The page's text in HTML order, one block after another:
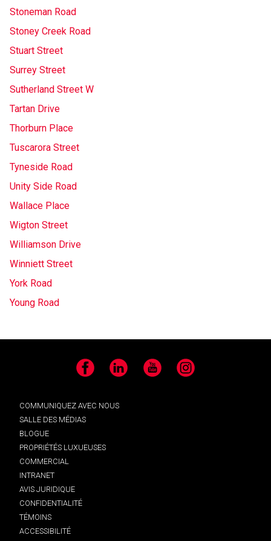
Stoneman Road
Stoney Creek Road
Stuart Street
Surrey Street
Sutherland Street W
Tartan Drive
Thorburn Place
Tuscarora Street
Tyneside Road
Unity Side Road
Wallace Place
Wigton Street
Williamson Drive
Winniett Street
York Road
Young Road
Facebook LinkedIn YouTube Instagram
COMMUNIQUEZ AVEC NOUS
SALLE DES MÉDIAS
BLOGUE
PROPRIÉTÉS LUXUEUSES
COMMERCIAL
INTRANET
AVIS JURIDIQUE
CONFIDENTIALITÉ
TÉMOINS
ACCESSIBILITÉ